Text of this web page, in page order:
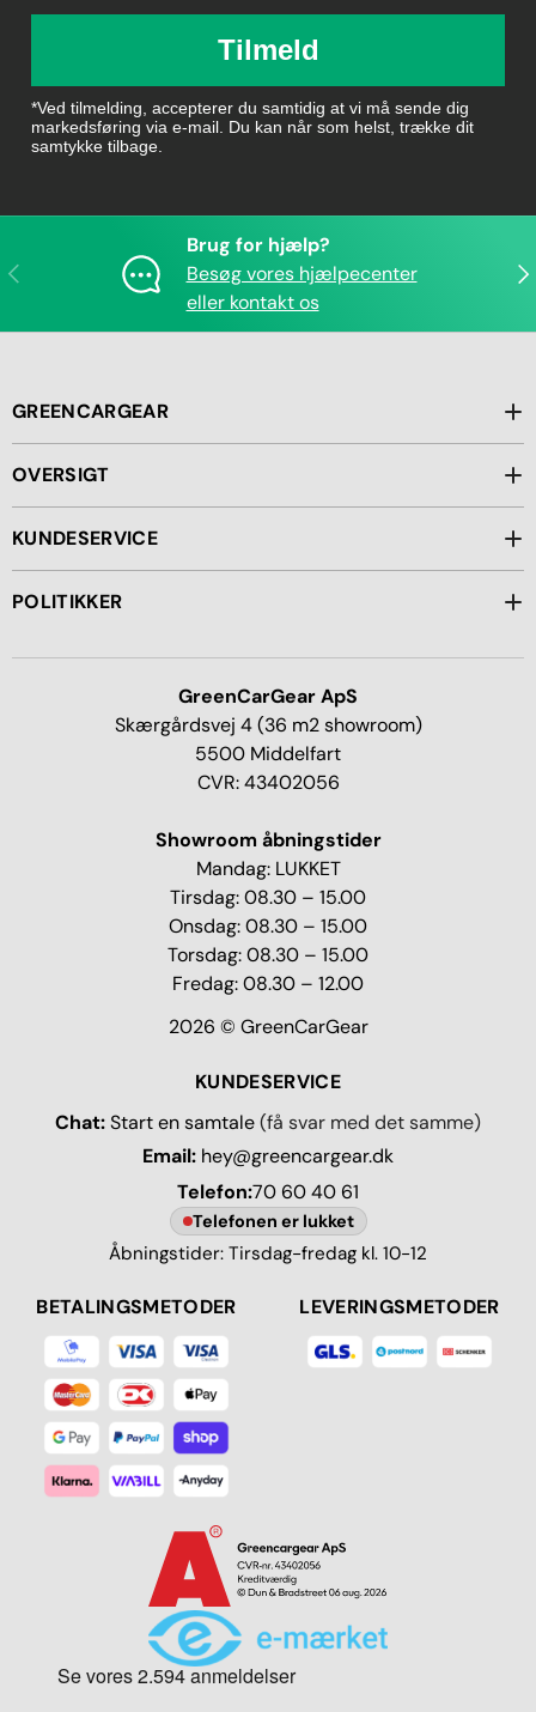
Tilmeld
*Ved tilmelding, accepterer du samtidig at vi må sende dig
markedsføring via e-mail. Du kan når som helst, trække dit
samtykke tilbage.
Forrige
Brug for hjælp?
Besøg vores hjælpecenter
eller kontakt os
GREENCARGEAR
OVERSIGT
KUNDESERVICE
POLITIKKER
GreenCarGear ApS
Skærgårdsvej 4 (36 m2 showroom)
5500 Middelfart
CVR: 43402056
Showroom åbningstider
Mandag: LUKKET
Tirsdag: 08.30 – 15.00
Onsdag: 08.30 – 15.00
Torsdag: 08.30 – 15.00
Fredag: 08.30 – 12.00
2026 © GreenCarGear
KUNDESERVICE
Chat:Start en samtale(få svar med det samme)
Email: hey@greencargear.dk
Telefon:70 60 40 61
Telefonen er lukket
Åbningstider: Tirsdag-fredag kl. 10-12
BETALINGSMETODER LEVERINGSMETODER